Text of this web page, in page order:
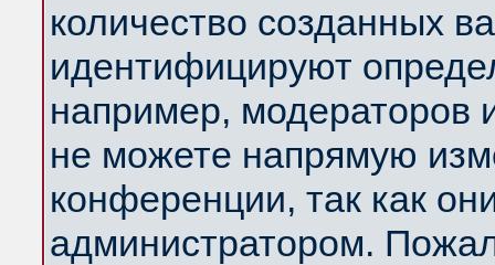
количество созданных
идентифицируют
например, модераторов
не можете напрямую
конференции, так как
администратором.